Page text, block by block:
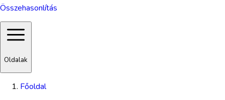
Összehasonlítás
Oldalak
Főoldal